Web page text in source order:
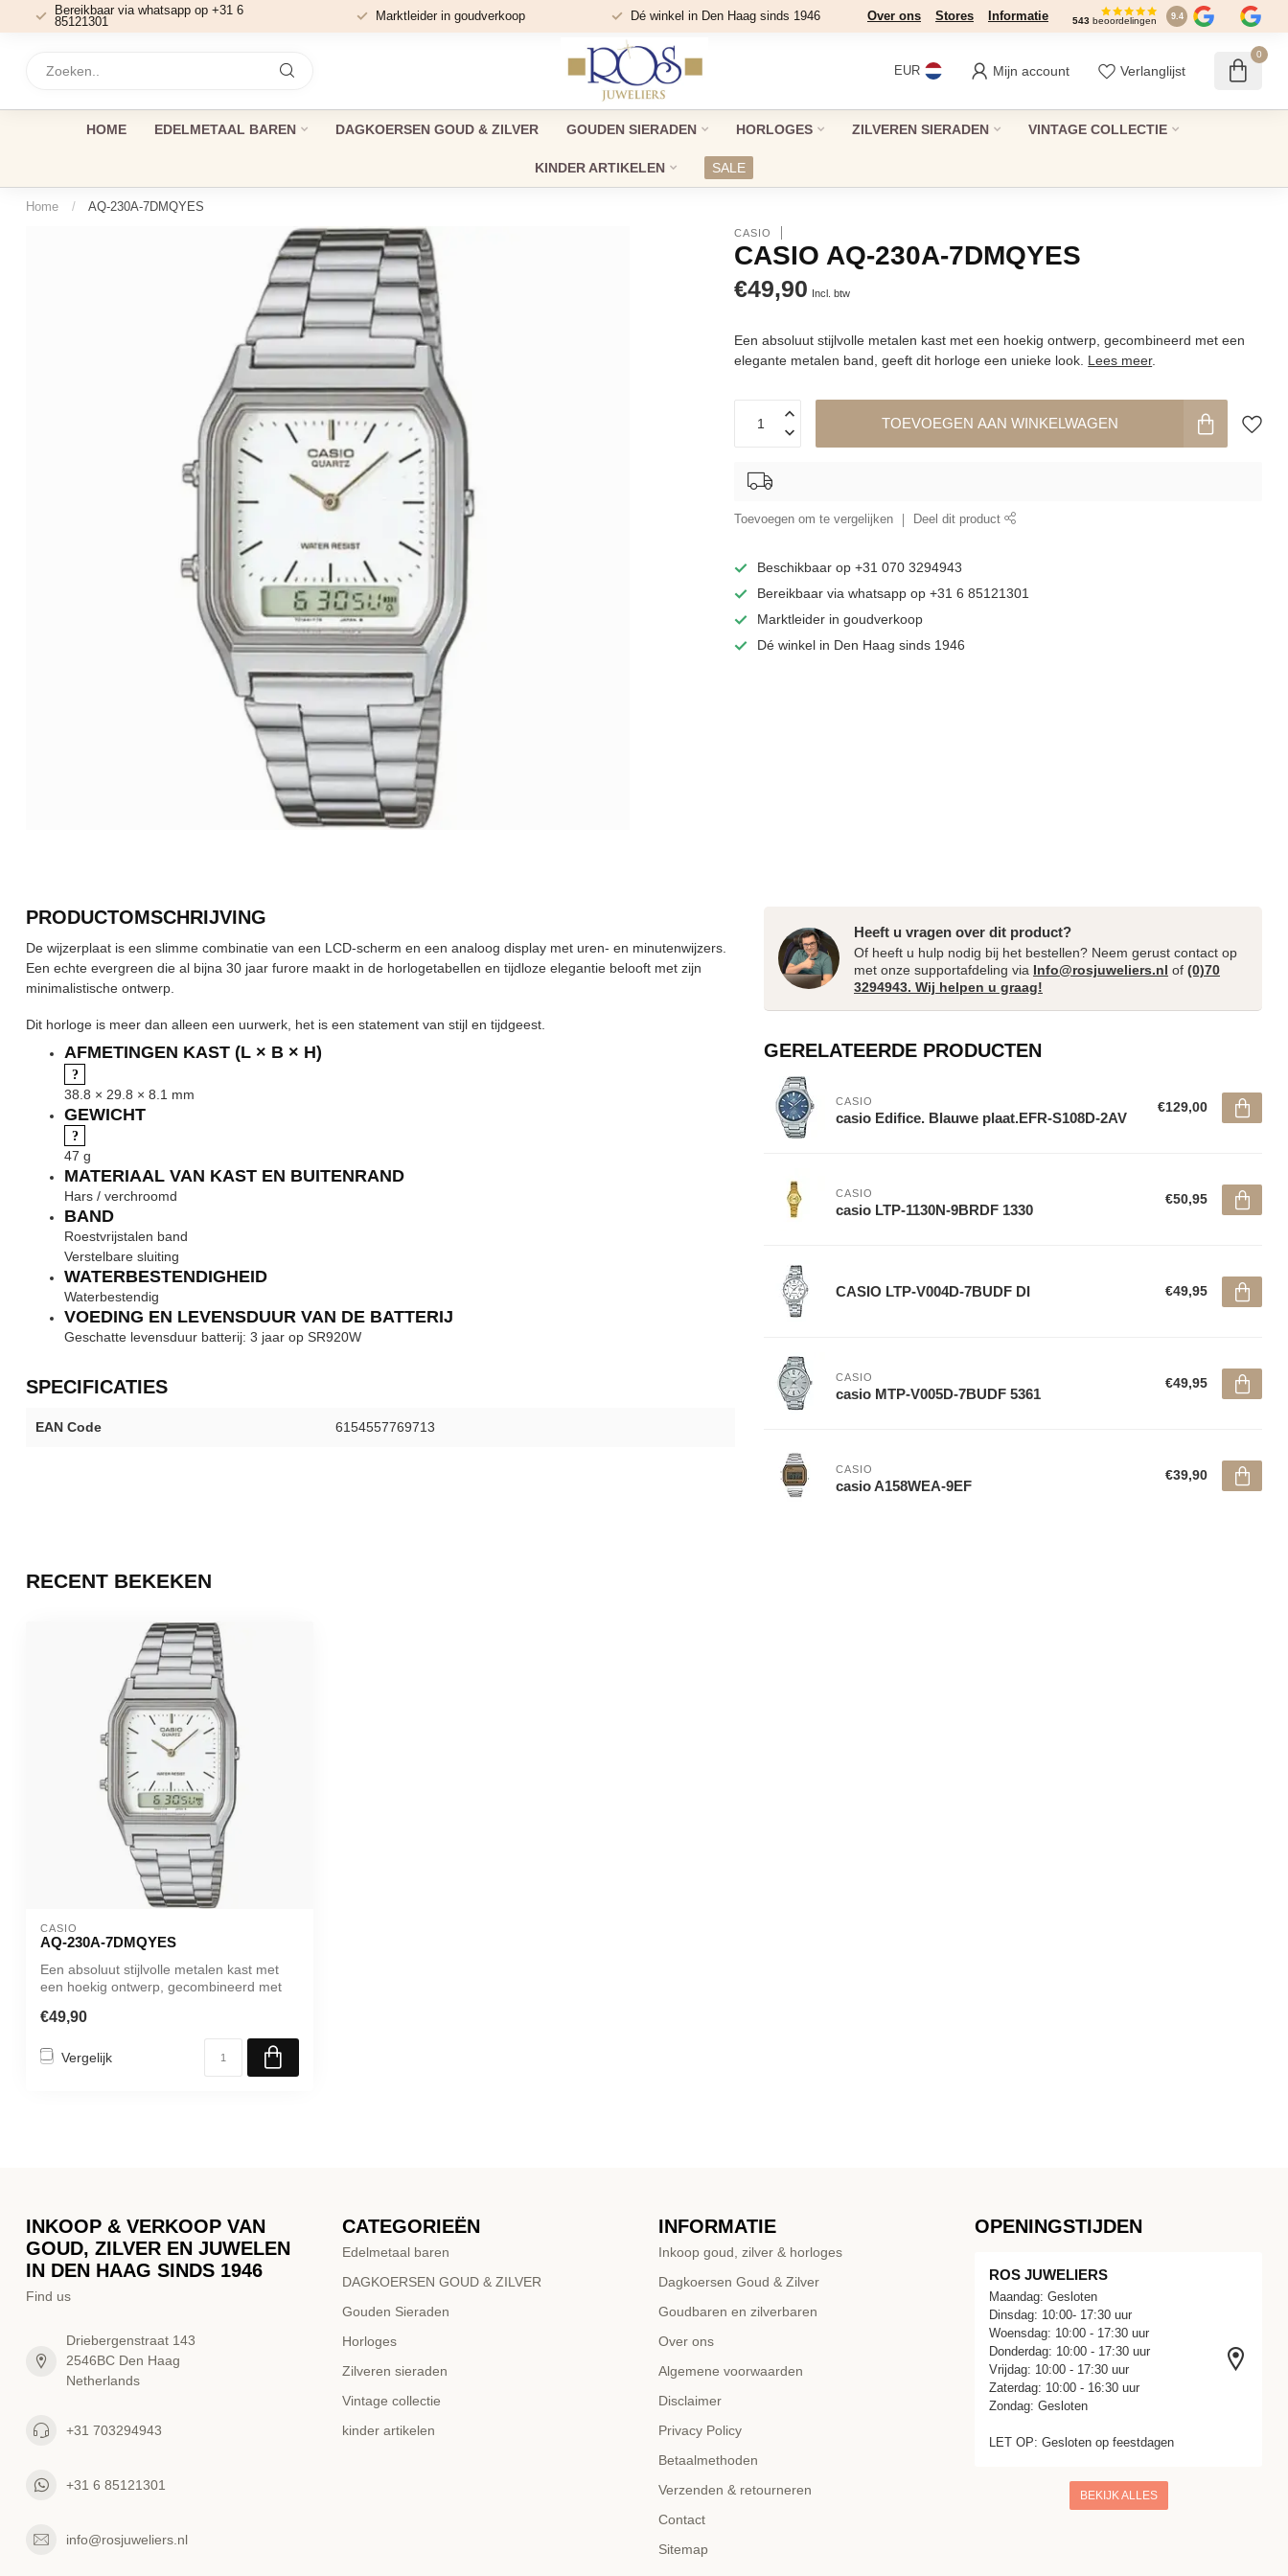
Bereikbaar via whatsapp op +31 6
85121301
Marktleider in goudverkoop Dé winkel in Den Haag sinds 1946 Over ons Stores Informatie 543 beoordelingen 9.4
EUR Mijn account Verlanglijst
0
HOME EDELMETAAL BAREN DAGKOERSEN GOUD & ZILVER GOUDEN SIERADEN HORLOGES ZILVEREN SIERADEN VINTAGE COLLECTIE
KINDER ARTIKELEN SALE
Home / AQ-230A-7DMQYES
CASIO
CASIO AQ-230A-7DMQYES
€49,90 Incl. btw
Een absoluut stijlvolle metalen kast met een hoekig ontwerp, gecombineerd met een
elegante metalen band, geeft dit horloge een unieke look. Lees meer.
TOEVOEGEN AAN WINKELWAGEN
Toevoegen om te vergelijken Deel dit product
Beschikbaar op +31 070 3294943
Bereikbaar via whatsapp op +31 6 85121301
Marktleider in goudverkoop
Dé winkel in Den Haag sinds 1946
PRODUCTOMSCHRIJVING
De wijzerplaat is een slimme combinatie van een LCD-scherm en een analoog display met uren- en minutenwijzers.
Een echte evergreen die al bijna 30 jaar furore maakt in de horlogetabellen en tijdloze elegantie belooft met zijn
minimalistische ontwerp.
Dit horloge is meer dan alleen een uurwerk, het is een statement van stijl en tijdgeest.
AFMETINGEN KAST (L × B × H)
38.8 × 29.8 × 8.1 mm
GEWICHT
47 g
MATERIAAL VAN KAST EN BUITENRAND
Hars / verchroomd
BAND
Roestvrijstalen band
Verstelbare sluiting
WATERBESTENDIGHEID
Waterbestendig
VOEDING EN LEVENSDUUR VAN DE BATTERIJ
Geschatte levensduur batterij: 3 jaar op SR920W
SPECIFICATIES
EAN Code 6154557769713
Heeft u vragen over dit product?
Of heeft u hulp nodig bij het bestellen? Neem gerust contact op
met onze supportafdeling via Info@rosjuweliers.nl of (0)70
3294943. Wij helpen u graag!
GERELATEERDE PRODUCTEN
CASIO
casio Edifice. Blauwe plaat.EFR-S108D-2AV
€129,00
CASIO
casio LTP-1130N-9BRDF 1330
€50,95
CASIO LTP-V004D-7BUDF DI €49,95
CASIO
casio MTP-V005D-7BUDF 5361
€49,95
CASIO
casio A158WEA-9EF
€39,90
RECENT BEKEKEN
CASIO
AQ-230A-7DMQYES
Een absoluut stijlvolle metalen kast met
een hoekig ontwerp, gecombineerd met
€49,90
Vergelijk
INKOOP & VERKOOP VAN
GOUD, ZILVER EN JUWELEN
IN DEN HAAG SINDS 1946
Find us
Driebergenstraat 143
2546BC Den Haag
Netherlands
+31 703294943
+31 6 85121301
info@rosjuweliers.nl
CATEGORIEËN
Edelmetaal baren
DAGKOERSEN GOUD & ZILVER
Gouden Sieraden
Horloges
Zilveren sieraden
Vintage collectie
kinder artikelen
INFORMATIE
Inkoop goud, zilver & horloges
Dagkoersen Goud & Zilver
Goudbaren en zilverbaren
Over ons
Algemene voorwaarden
Disclaimer
Privacy Policy
Betaalmethoden
Verzenden & retourneren
Contact
Sitemap
OPENINGSTIJDEN
ROS JUWELIERS
Maandag: Gesloten
Dinsdag: 10:00- 17:30 uur
Woensdag: 10:00 - 17:30 uur
Donderdag: 10:00 - 17:30 uur
Vrijdag: 10:00 - 17:30 uur
Zaterdag: 10:00 - 16:30 uur
Zondag: Gesloten
LET OP: Gesloten op feestdagen
BEKIJK ALLES